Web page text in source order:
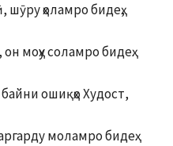
шӯру ҳоламро бидеҳ,
моҳу соламро бидеҳ.
ошиқҳо Худост,
моламро бидеҳ.